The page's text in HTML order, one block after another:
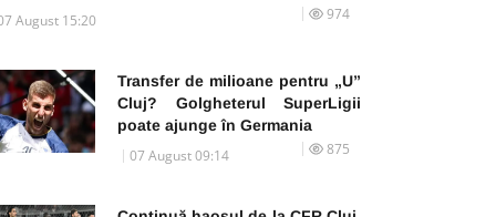
August 15:20 974
Transfer de milioane pentru „U”
Cluj? Golgheterul SuperLigii
poate ajunge în Germania
07 August 09:14 875